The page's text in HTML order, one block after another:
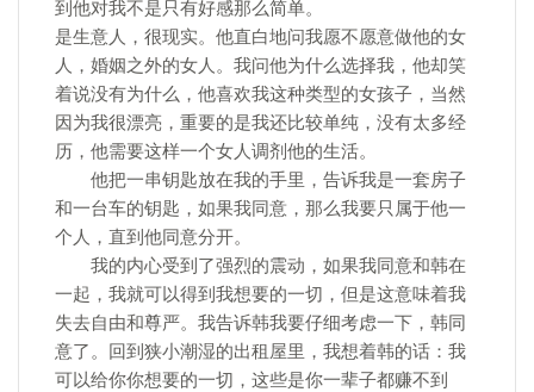
到他对我不是只有好感那么简单。
是生意人，很现实。他直白地问我愿不愿意做他的女
人，婚姻之外的女人。我问他为什么选择我，他却笑
着说没有为什么，他喜欢我这种类型的女孩子，当然
因为我很漂亮，重要的是我还比较单纯，没有太多经
历，他需要这样一个女人调剂他的生活。
他把一串钥匙放在我的手里，告诉我是一套房子
和一台车的钥匙，如果我同意，那么我要只属于他一
个人，直到他同意分开。
我的内心受到了强烈的震动，如果我同意和韩在
一起，我就可以得到我想要的一切，但是这意味着我
失去自由和尊严。我告诉韩我要仔细考虑一下，韩同
意了。回到狭小潮湿的出租屋里，我想着韩的话：我
可以给你你想要的一切，这些是你一辈子都赚不到